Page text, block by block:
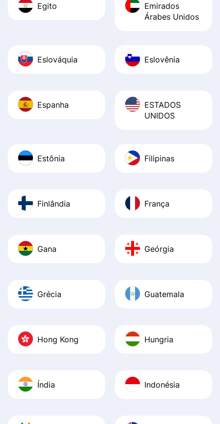
Egito
Emirados
Árabes Unidos
Eslováquia Eslovênia
Espanha
ESTADOS
UNIDOS
Estônia Filipinas
Finlândia França
Gana Geórgia
Grécia Guatemala
Hong Kong Hungria
Índia Indonésia